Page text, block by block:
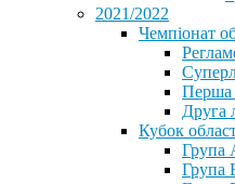
2021/2022
Чемпіонат
Перша
Друга
Кубок
Група
Група